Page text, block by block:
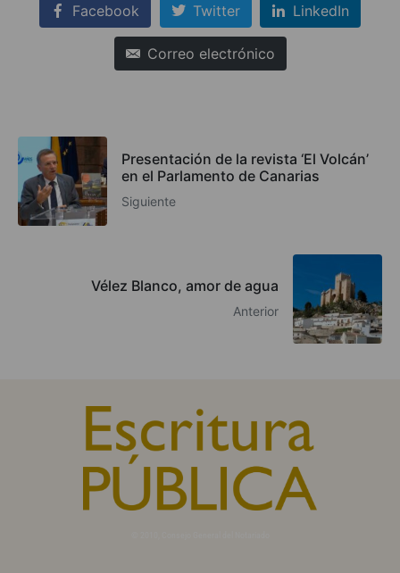
Facebook Twitter LinkedIn
Correo electrónico
Presentación de la revista ‘El Volcán’
en el Parlamento de Canarias
Siguiente
Vélez Blanco, amor de agua
Anterior